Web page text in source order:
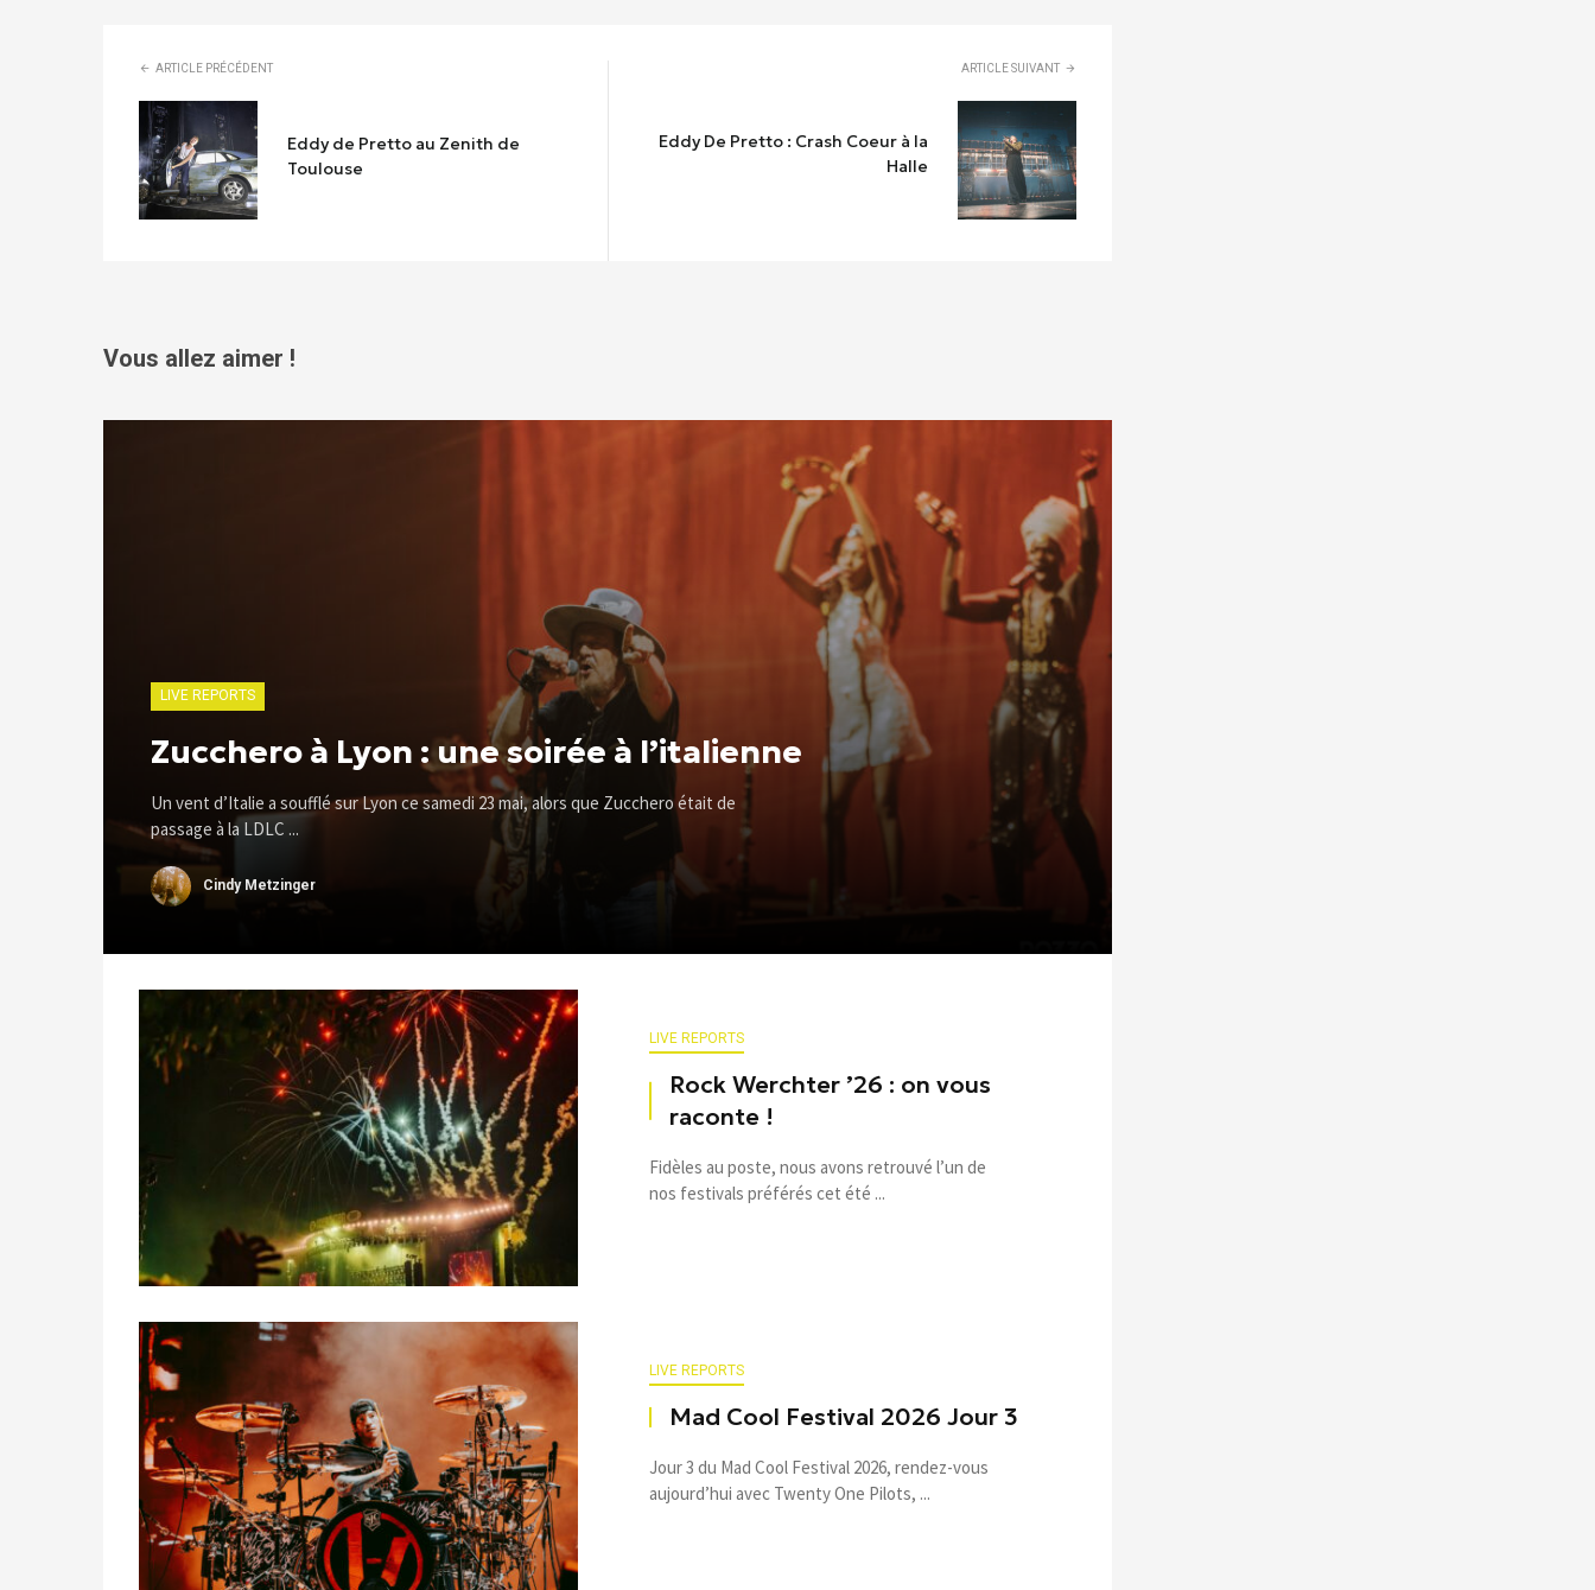
ARTICLE PRÉCÉDENT
Eddy de Pretto au Zenith de
Toulouse
ARTICLE SUIVANT
Eddy De Pretto : Crash Coeur à la
Halle
Vous allez aimer !
LIVE REPORTS
Zucchero à Lyon : une soirée à l’italienne
Un vent d’Italie a soufflé sur Lyon ce samedi 23 mai, alors que Zucchero était de
passage à la LDLC ...
Cindy Metzinger
LIVE REPORTS
Rock Werchter ’26 : on vous
raconte !
Fidèles au poste, nous avons retrouvé l’un de
nos festivals préférés cet été ...
LIVE REPORTS
Mad Cool Festival 2026 Jour 3
Jour 3 du Mad Cool Festival 2026, rendez-vous
aujourd’hui avec Twenty One Pilots, ...